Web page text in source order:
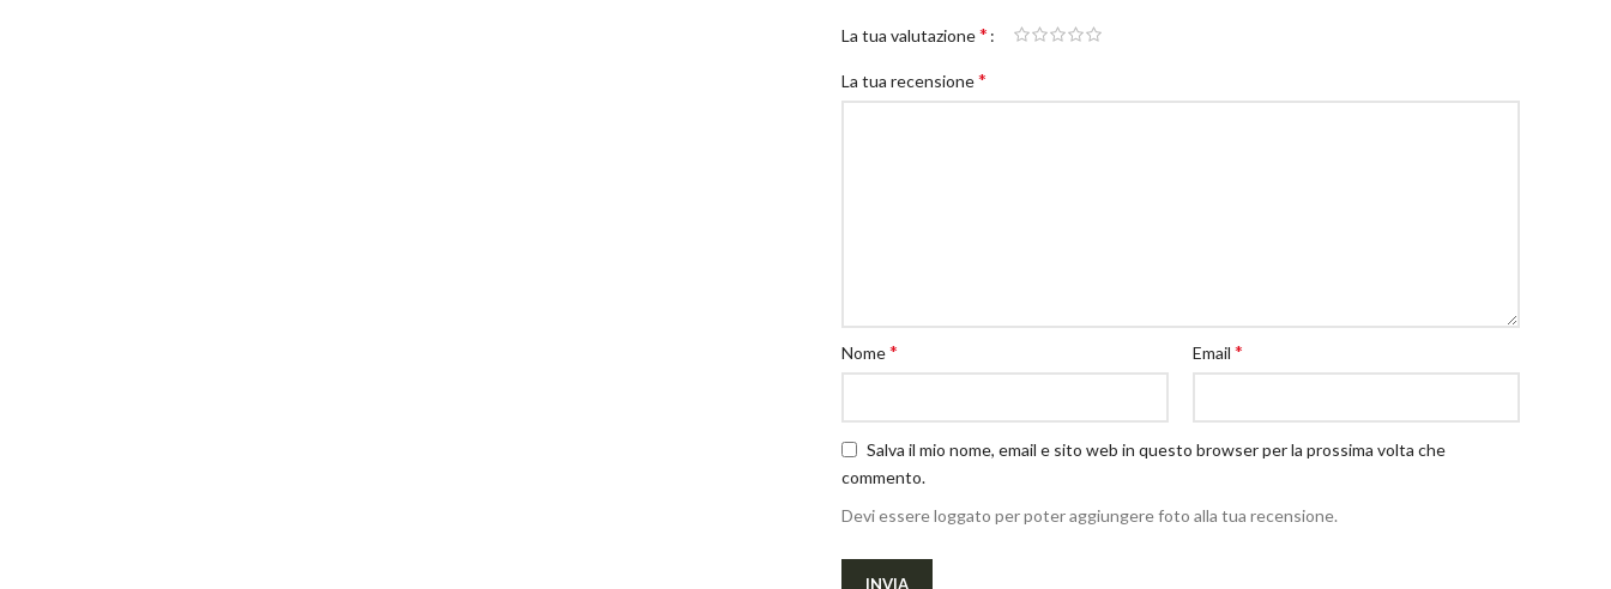
La tua valutazione*
La tua recensione*
Nome* Email *
Salva il mio nome, email e sito web in questo browser per la prossima volta che
commento.
Devi essere loggato per poter aggiungere foto alla tua recensione.